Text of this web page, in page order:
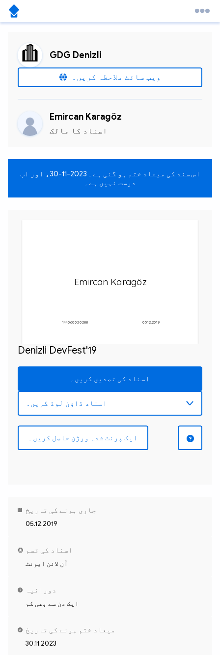
GDG Denizli
ویب سائٹ ملاحظہ کریں۔
Emircan Karagöz
اسناد کا مالک
اس سند کی میعاد ختم ہو گئی ہے۔ 2023-11-30
، اور اب
درست نہیں ہے۔
Emircan Karagöz
144060020288 05.12.2019
Denizli DevFest'19
اسناد کی تصدیق کریں۔
ایک پرنٹ شدہ ورژن حاصل کریں۔
جاری ہونے کی تاریخ
05.12.2019
اسناد کی قسم
آن لائن ایونٹ
دورانیہ
ایک دن سے بھی کم
میعاد ختم ہونے کی تاریخ
30.11.2023